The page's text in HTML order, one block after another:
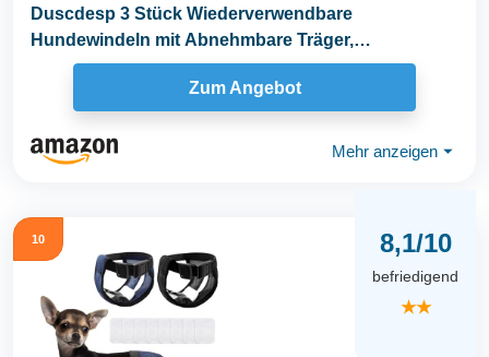
Duscdesp 3 Stück Wiederverwendbare
Hundewindeln mit Abnehmbare Träger,
Hochsaugfähige...
Zum Angebot
Mehr anzeigen ⏷
10 8,1/10
befriedigend
★★